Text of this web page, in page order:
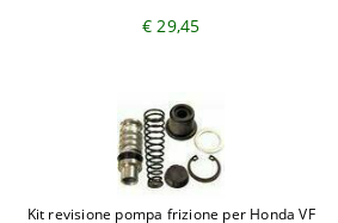
€ 29,45
Kit revisione pompa frizione per Honda VF